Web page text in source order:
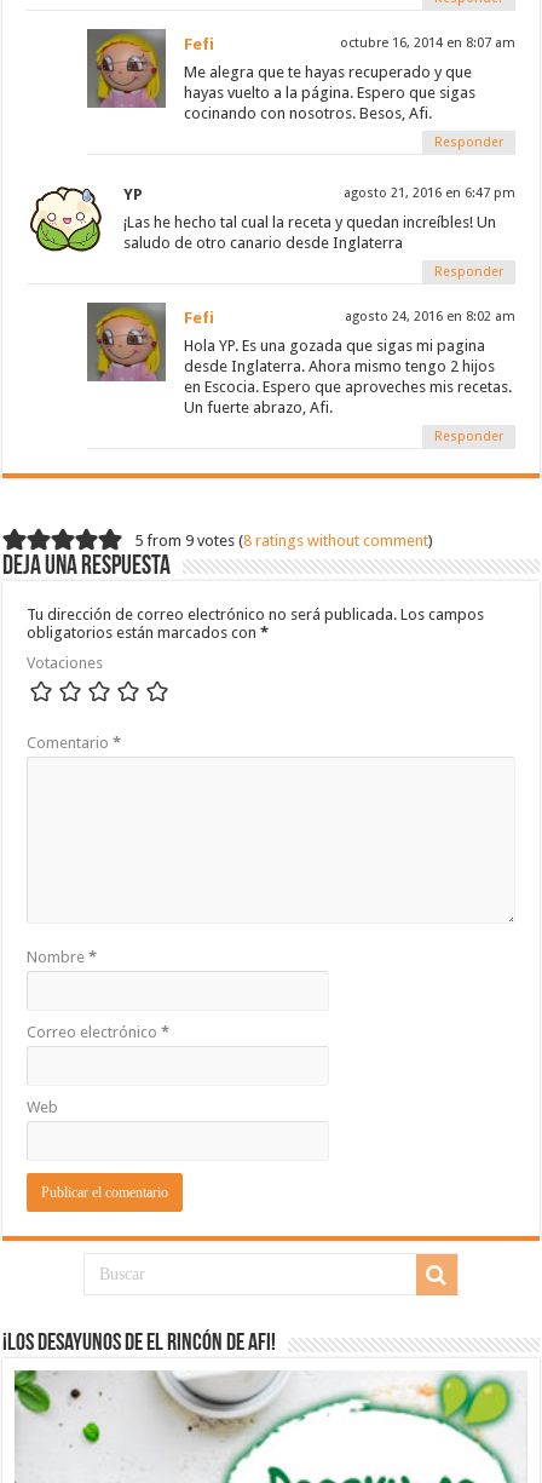
Fefi octubre 16, 2014 en 8:07 am
Me alegra que te hayas recuperado y que
hayas vuelto a la página. Espero que sigas
cocinando con nosotros. Besos, Afi.
Responder
YP agosto 21, 2016 en 6:47 pm
¡Las he hecho tal cual la receta y quedan increíbles! Un
saludo de otro canario desde Inglaterra
Responder
Fefi agosto 24, 2016 en 8:02 am
Hola YP. Es una gozada que sigas mi pagina
desde Inglaterra. Ahora mismo tengo 2 hijos
en Escocia. Espero que aproveches mis recetas.
Un fuerte abrazo, Afi.
Responder
5 from 9 votes (8 ratings without comment)
Deja una respuesta
Tu dirección de correo electrónico no será publicada. Los campos
obligatorios están marcados con*
Votaciones
Comentario*
Nombre*
Correo electrónico*
Web
¡Los desayunos de El Rincón de Afi!